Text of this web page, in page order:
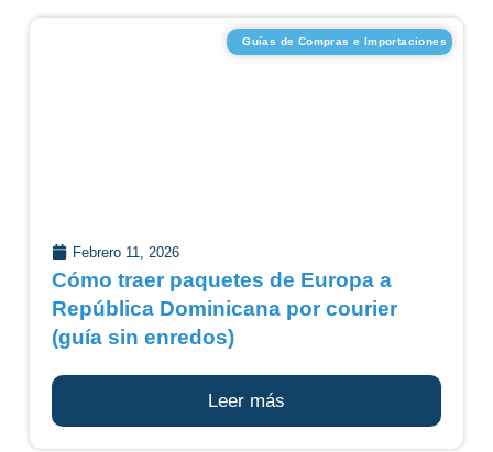
Guías de Compras e Importaciones
Febrero 11, 2026
Cómo traer paquetes de Europa a
República Dominicana por courier
(guía sin enredos)
Leer más